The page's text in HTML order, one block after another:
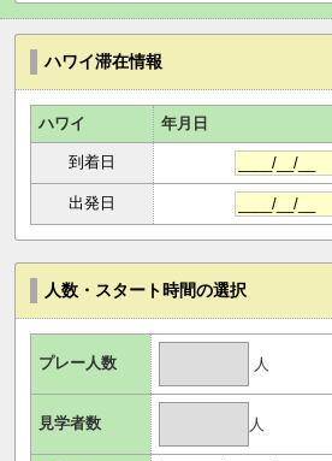
ハワイ滞在情報
ハワイ 年月日
到着日
出発日
人数・スタート時間の選択
プレー人数 人
見学者数 人